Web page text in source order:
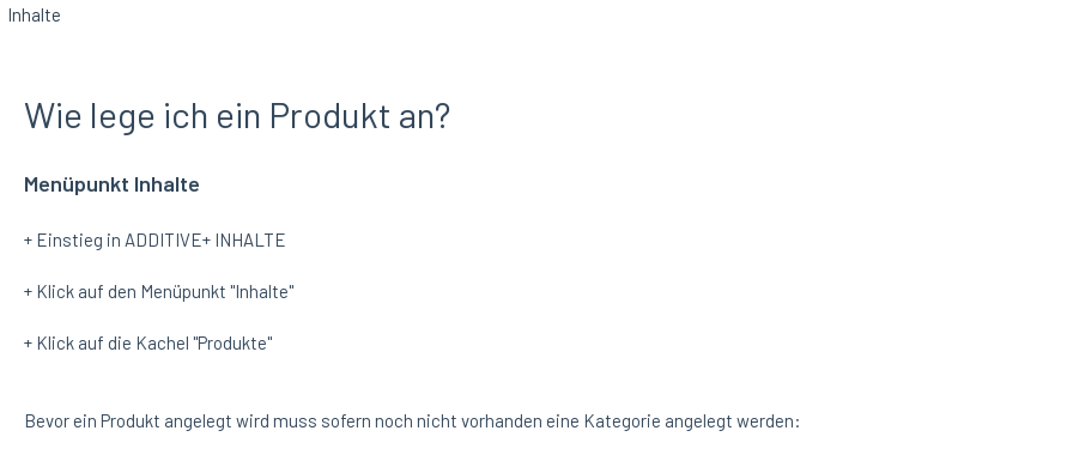
Inhalte
Wie lege ich ein Produkt an?
Menüpunkt Inhalte
+ Einstieg in ADDITIVE+ INHALTE
+ Klick auf den Menüpunkt "Inhalte"
+ Klick auf die Kachel "Produkte"
Bevor ein Produkt angelegt wird muss sofern noch nicht vorhanden eine Kategorie angelegt werden: